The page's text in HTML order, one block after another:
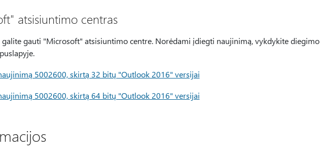
atsisiuntimo centras
gauti "Microsoft" atsisiuntimo centre. Norėdami įdiegti naujinimą, vykdykite diegimo
5002600, skirtą 32 bitų "Outlook 2016" versijai
5002600, skirtą 64 bitų "Outlook 2016" versijai